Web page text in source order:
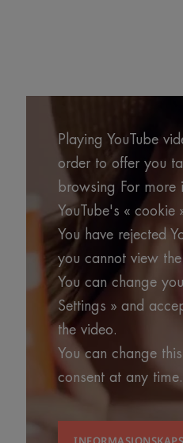
Playing YouTube
order to offer you
browsing For more
YouTube's « cookie
You have rejected
you cannot view
You can change
Settings » and
the video.
You can change
consent at any time.